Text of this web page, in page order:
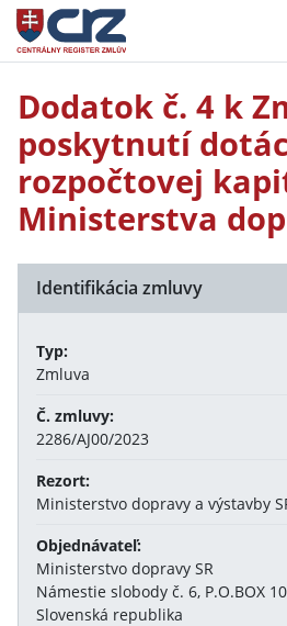
Dodatok č. 4 k
poskytnutí
rozpočtovej
Ministerstva
Identifikácia zmluvy
Typ:
Zmluva
Č. zmluvy:
2286/AJ00/2023
Rezort:
Ministerstvo dopravy a výstavby
Objednávateľ:
Ministerstvo dopravy SR
Námestie slobody č. 6, P.O.BOX
Slovenská republika